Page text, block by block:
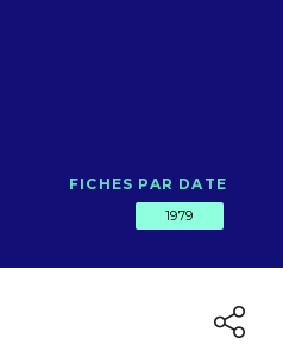
FICHES PAR DATE
1979